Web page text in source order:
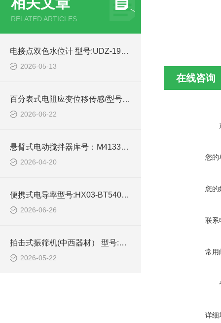
RELATED ARTICLES
电接点双色水位计 型号:UDZ-191A的简单介绍
2026-05-13
百分表式电阻应变位移传感/型号:WZX/WBD-50B的技术介绍
2026-06-22
悬臂式电动搅拌器库号：M413333的简单介绍
2026-04-20
​便携式电导率型号:HX03-BT540库号：M414288的技术介绍
2026-06-26
拍击式振筛机(中西器材） 型号:M371886的技术介绍
2026-05-22
在线咨询
您的
您的
联系
常用
详细